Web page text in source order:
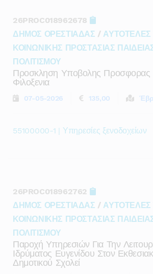
26PROC018962678
ΔΗΜΟΣ ΟΡΕΣΤΙΑΔΑΣ /
ΚΟΙΝΩΝΙΚΗΣ ΠΡΟΣΤΑΣΙΑΣ
ΠΟΛΙΤΙΣΜΟΥ
Προσκληση Υποβολης Προσφορας
Φιλοξενια
07-05-2026 135,00
55100000-1 | Υπηρεσίες ξενοδοχείων
26PROC018962762
ΔΗΜΟΣ ΟΡΕΣΤΙΑΔΑΣ /
ΚΟΙΝΩΝΙΚΗΣ ΠΡΟΣΤΑΣΙΑΣ
ΠΟΛΙΤΙΣΜΟΥ
Παροχή Υπηρεσιών Για Την
Ιδρύματος Ευγενίδου Στον
Δημοτικού Σχολεί